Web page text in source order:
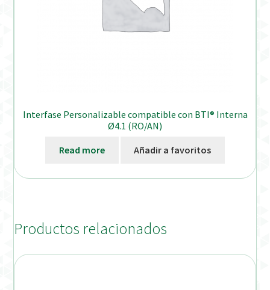
Interfase Personalizable compatible con BTI® Interna
Ø4.1 (RO/AN)
Read more Añadir a favoritos
Productos relacionados